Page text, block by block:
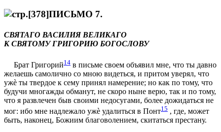
ПИСЬМО 7.
СВЯТАГО ВАСИЛИЯ ВЕЛИКАГО
К СВЯТОМУ ГРИГОРИЮ БОГОСЛОВУ
Брат Григорий14 в письмe своем объявил мнe, что ты давно
желаешь самолично со мною видeться, и притом увeрял, что
ужè ты твердое к сему принял намeрение; но как по тому, что
будучи многажды обманут, не скоро нынe вeрю, так и по тому,
что я развлечен быв своими недосугами, болeе дожидаться не
мог: ибо мнe надлежало ужè удалиться в Понт15 , гдe, может
быть, наконец, Божиим благоволением, скитаться престану.